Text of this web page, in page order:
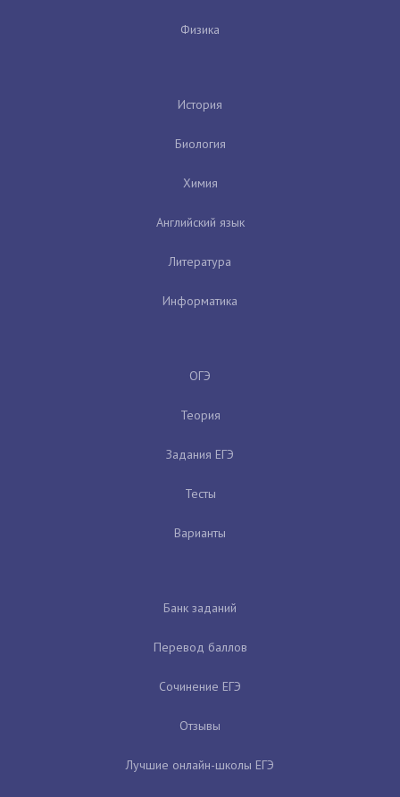
Физика
История
Биология
Химия
Английский язык
Литература
Информатика
ОГЭ
Теория
Задания ЕГЭ
Тесты
Варианты
Банк заданий
Перевод баллов
Сочинение ЕГЭ
Отзывы
Лучшие онлайн-школы ЕГЭ